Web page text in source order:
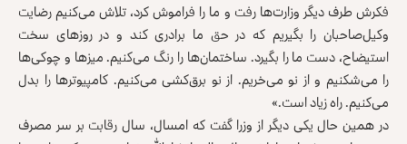
فکرش طرف دیگر وزارت‌ها رفت و ما را فراموش کرد، تلاش می‌کنیم رضایت
وکیل‌صاحبان را بگیریم که در حق ما برادری کند و در روزهای سخت
استیضاح، دست ما را بگیرد. ساختمان‌ها را رنگ می‌کنیم. میزها و چوکی‌ها
را می‌شکنیم و از نو می‌خریم. از نو برق‌کشی می‌کنیم. کامپیوترها را بدل
می‌کنیم. راه زیاد است.»
در همین حال یکی دیگر از وزرا گفت که امسال، سال رقابت بر سر مصرف